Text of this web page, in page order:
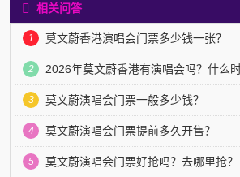
相关问答
1 莫文蔚香港演唱会门票多少钱一张？
2 2026年莫文蔚香港有演唱会吗？什么时
3 莫文蔚演唱会门票一般多少钱？
4 莫文蔚演唱会门票提前多久开售？
5 莫文蔚演唱会门票好抢吗？去哪里抢？